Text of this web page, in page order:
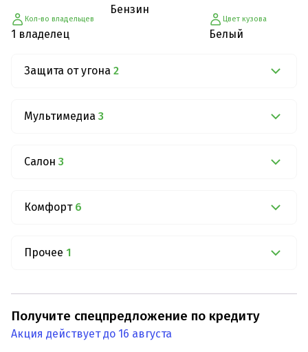
Кол-во владельцев
1 владелец
Бензин
Цвет кузова
Белый
Защита от угона 2
Мультимедиа 3
Салон 3
Комфорт 6
Прочее 1
Получите спецпредложение по кредиту
Акция действует до 16 августа